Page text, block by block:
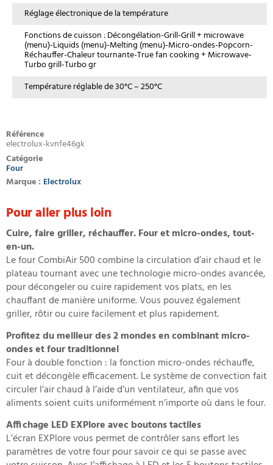
Réglage électronique de la température
Fonctions de cuisson : Décongélation-Grill-Grill + microwave
(menu)-Liquids (menu)-Melting (menu)-Micro-ondes-Popcorn-
Réchauffer-Chaleur tournante-True fan cooking + Microwave-
Turbo grill-Turbo gr
Température réglable de 30°C – 250°C
Référence
electrolux-kvnfe46gk
Catégorie
Four
Marque : Electrolux
Pour aller plus loin
Cuire, faire griller, réchauffer. Four et micro-ondes, tout-
en-un.
Le four CombiAir 500 combine la circulation d’air chaud et le
plateau tournant avec une technologie micro-ondes avancée,
pour décongeler ou cuire rapidement vos plats, en les
chauffant de manière uniforme. Vous pouvez également
griller, rôtir ou cuire facilement et plus rapidement.
Profitez du meilleur des 2 mondes en combinant micro-
ondes et four traditionnel
Four à double fonction : la fonction micro-ondes réchauffe,
cuit et décongèle efficacement. Le système de convection fait
circuler l’air chaud à l’aide d’un ventilateur, afin que vos
aliments soient cuits uniformément n’importe où dans le four.
Affichage LED EXPlore avec boutons tactiles
L’écran EXPlore vous permet de contrôler sans effort les
paramètres de votre four pour savoir ce qui se passe avec